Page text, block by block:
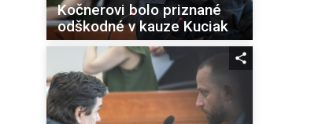
Kočnerovi bolo priznané
odškodné v kauze Kuciak